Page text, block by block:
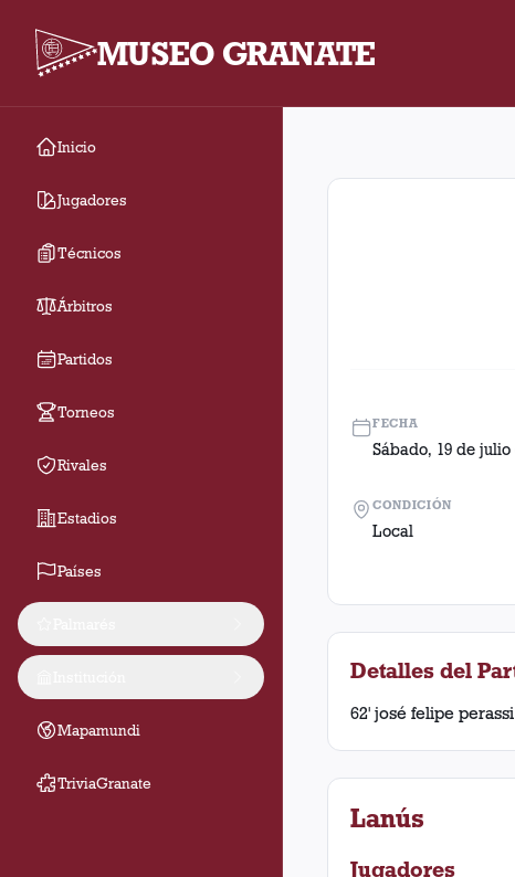
MUSEO GRANATE
Inicio
Jugadores
Técnicos
Árbitros
Partidos
Torneos
Rivales
Estadios
Países
Mapamundi
TriviaGranate
Fecha 20. Partido
FECHA
Sábado, 19 de julio
CONDICIÓN
Local
Detalles del
62' josé felipe
Lanús
Jugadores